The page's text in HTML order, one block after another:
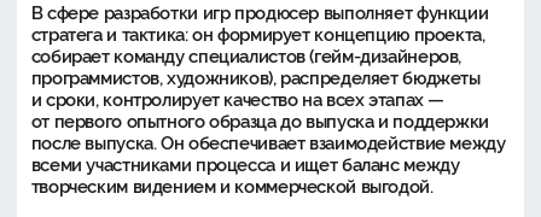
В сфере разработки игр продюсер выполняет функции
стратега и тактика: он формирует концепцию проекта,
собирает команду специалистов (гейм-дизайнеров,
программистов, художников), распределяет бюджеты
и сроки, контролирует качество на всех этапах —
от первого опытного образца до выпуска и поддержки
после выпуска. Он обеспечивает взаимодействие между
всеми участниками процесса и ищет баланс между
творческим видением и коммерческой выгодой.